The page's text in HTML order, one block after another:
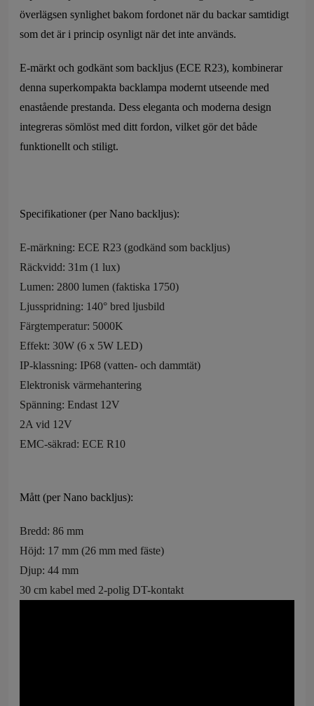
överlägsen synlighet bakom fordonet när du backar samtidigt
som det är i princip osynligt när det inte används.
E-märkt och godkänt som backljus (ECE R23), kombinerar
denna superkompakta backlampa modernt utseende med
enastående prestanda. Dess eleganta och moderna design
integreras sömlöst med ditt fordon, vilket gör det både
funktionellt och stiligt.
Specifikationer (per Nano backljus):
E-märkning: ECE R23 (godkänd som backljus)
Räckvidd: 31m (1 lux)
Lumen: 2800 lumen (faktiska 1750)
Ljusspridning: 140° bred ljusbild
Färgtemperatur: 5000K
Effekt: 30W (6 x 5W LED)
IP-klassning: IP68 (vatten- och dammtät)
Elektronisk värmehantering
Spänning: Endast 12V
2A vid 12V
EMC-säkrad: ECE R10
Mått (per Nano backljus):
Bredd: 86 mm
Höjd: 17 mm (26 mm med fäste)
Djup: 44 mm
30 cm kabel med 2-polig DT-kontakt